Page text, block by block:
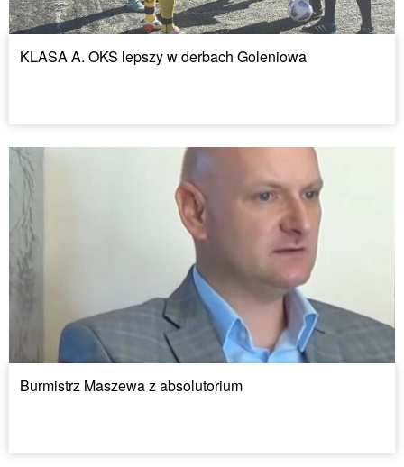
KLASA A. OKS lepszy w derbach Goleniowa
Burmistrz Maszewa z absolutorium